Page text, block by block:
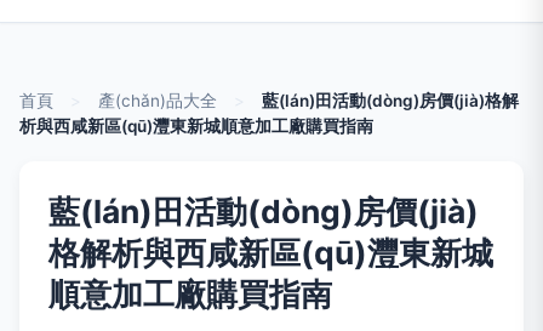
首頁 產(chǎn)品大全
藍(lán)田活動(dòng)房價(jià)格解
析與西咸新區(qū)灃東新城順意加工廠購買指南
藍(lán)田活動(dòng)房價(jià)
格解析與西咸新區(qū)灃東新城
順意加工廠購買指南